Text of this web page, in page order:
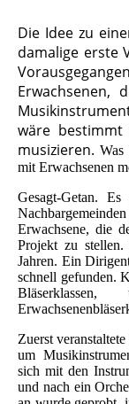
Die Idee zu
damalige erste
Erwachsenen,
wäre
musizieren. Was
mit Erwachsenen
Gesagt-Getan.
Erwachsene, die
Projekt zu
Jahren. Ein
schnell gefunden.
Zuerst
um
sich mit den
und nach ein